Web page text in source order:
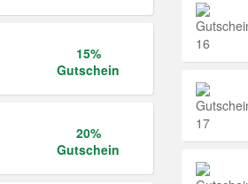
15%
Gutschein
20%
Gutschein